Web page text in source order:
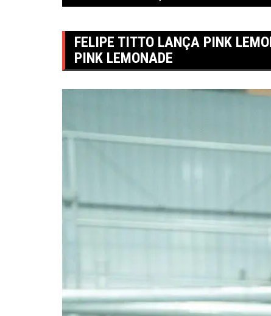
FELIPE TITTO LANÇA PINK
PINK LEMONADE